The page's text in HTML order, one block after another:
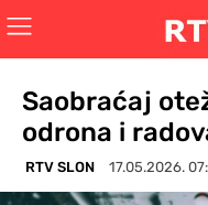
Saobraćaj
odrona i
RTV SLON 17.05.2026.